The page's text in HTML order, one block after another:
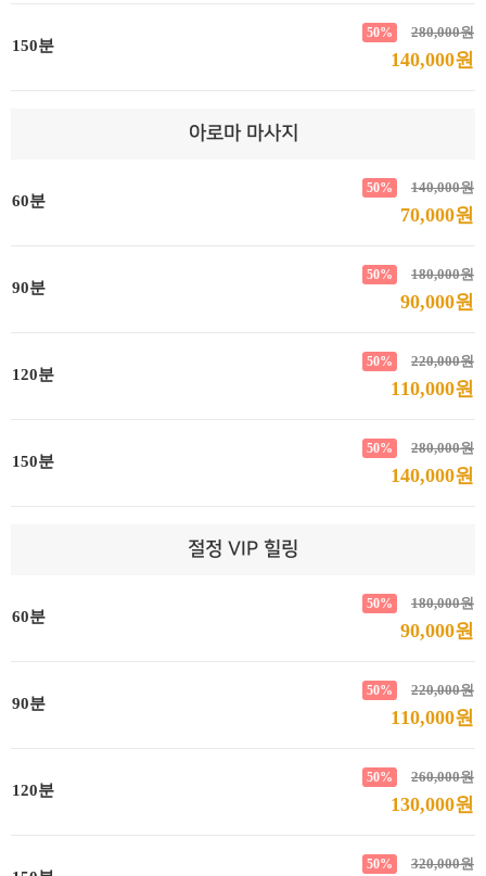
150분
280,000원
50%
140,000원
아로마 마사지
60분
140,000원
50%
70,000원
90분
180,000원
50%
90,000원
120분
220,000원
50%
110,000원
150분
280,000원
50%
140,000원
절정 VIP 힐링
60분
180,000원
50%
90,000원
90분
220,000원
50%
110,000원
120분
260,000원
50%
130,000원
320,000원
50%